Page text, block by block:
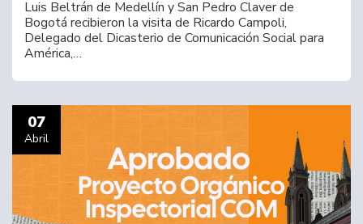
Luis Beltrán de Medellín y San Pedro Claver de
Bogotá recibieron la visita de Ricardo Campoli,
Delegado del Dicasterio de Comunicación Social para
América,…
07
Abril